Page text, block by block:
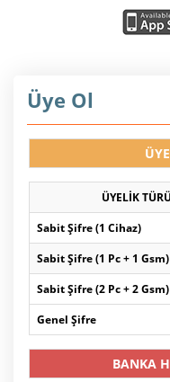
Üye Ol
ÜYELİK TÜRÜ
Sabit Şifre (1 Cihaz)
Sabit Şifre (1 Pc + 1 Gsm)
Sabit Şifre (2 Pc + 2 Gsm)
Genel Şifre
BANKA